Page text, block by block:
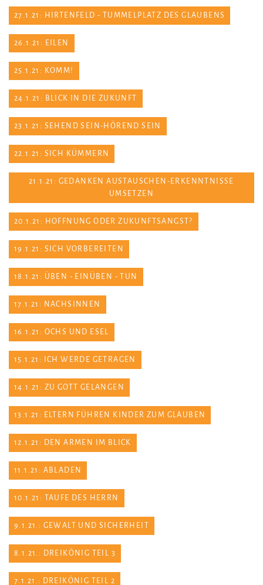
27.1.21: HIRTENFELD - TUMMELPLATZ DES GLAUBENS
26.1.21: EILEN
25.1.21: KOMM!
24.1.21: BLICK IN DIE ZUKUNFT
23.1.21: SEHEND SEIN-HÖREND SEIN
22.1.21: SICH KÜMMERN
21.1.21: GEDANKEN AUSTAUSCHEN-ERKENNTNISSE
UMSETZEN
20.1.21: HOFFNUNG ODER ZUKUNFTSANGST?
19.1.21: SICH VORBEREITEN
18.1.21: ÜBEN - EINÜBEN - TUN
17.1.21: NACHSINNEN
16.1.21: OCHS UND ESEL
15.1.21: ICH WERDE GETRAGEN
14.1.21: ZU GOTT GELANGEN
13.1.21: ELTERN FÜHREN KINDER ZUM GLAUBEN
12.1.21: DEN ARMEN IM BLICK
11.1.21: ABLADEN
10.1.21: TAUFE DES HERRN
9.1.21.: GEWALT UND SICHERHEIT
8.1.21.: DREIKÖNIG TEIL 3
7.1.21.: DREIKÖNIG TEIL 2